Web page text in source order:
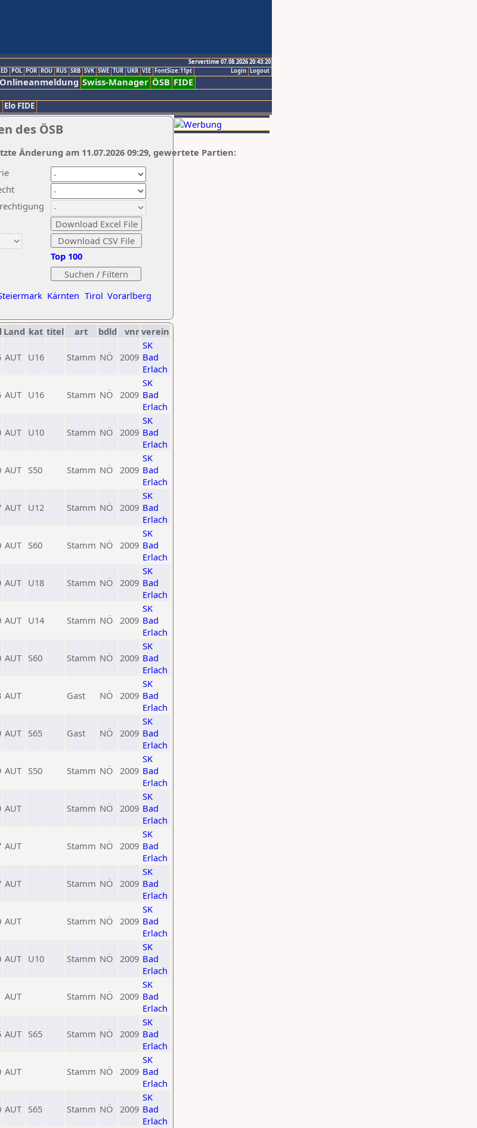
Servertime 07.08.2026 20:43:20
Logout
Login
POL POR ROU RUS SRB SVK SWE TUR UKR VIE FontSize:11pt
Onlineanmeldung Swiss-Manager ÖSB FIDE
Elo FIDE
des ÖSB
Kärnten Tirol Vorarlberg
Top 100
Änderung am 11.07.2026 09:29, gewertete Partien:
Land kat titel art bdld vnrverein
AUT U16 Stamm NÖ 2009
SK
Bad
Erlach
AUT U16 Stamm NÖ 2009
SK
Bad
Erlach
AUT U10 Stamm NÖ 2009
SK
Bad
Erlach
AUT S50 Stamm NÖ 2009
SK
Bad
Erlach
AUT U12 Stamm NÖ 2009
SK
Bad
Erlach
AUT S60 Stamm NÖ 2009
SK
Bad
Erlach
AUT U18 Stamm NÖ 2009
SK
Bad
Erlach
AUT U14 Stamm NÖ 2009
SK
Bad
Erlach
AUT S60 Stamm NÖ 2009
SK
Bad
Erlach
AUT Gast NÖ 2009
SK
Bad
Erlach
AUT S65 Gast NÖ 2009
SK
Bad
Erlach
AUT S50 Stamm NÖ 2009
SK
Bad
Erlach
AUT Stamm NÖ 2009
SK
Bad
Erlach
AUT Stamm NÖ 2009
SK
Bad
Erlach
AUT Stamm NÖ 2009
SK
Bad
Erlach
AUT Stamm NÖ 2009
SK
Bad
Erlach
AUT U10 Stamm NÖ 2009
SK
Bad
Erlach
AUT Stamm NÖ 2009
SK
Bad
Erlach
AUT S65 Stamm NÖ 2009
SK
Bad
Erlach
AUT Stamm NÖ 2009
SK
Bad
Erlach
AUT S65 Stamm NÖ 2009
SK
Bad
Erlach